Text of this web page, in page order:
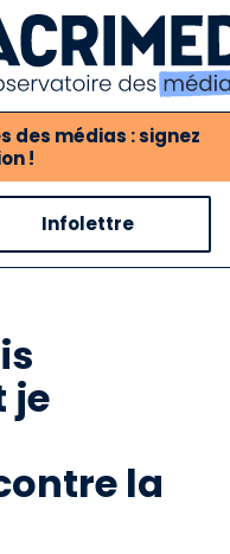
des médias : signez
!
Notre association
critique des
Infolettre
je
la